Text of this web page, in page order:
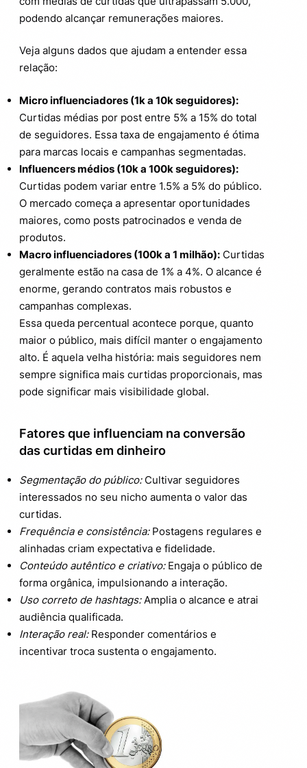
podendo alcançar remunerações maiores.
Veja alguns dados que ajudam a entender essa
relação:
Micro influenciadores (1k a 10k seguidores):
Curtidas médias por post entre 5% a 15% do total
de seguidores. Essa taxa de engajamento é ótima
para marcas locais e campanhas segmentadas.
Influencers médios (10k a 100k seguidores):
Curtidas podem variar entre 1.5% a 5% do público.
O mercado começa a apresentar oportunidades
maiores, como posts patrocinados e venda de
produtos.
Macro influenciadores (100k a 1 milhão): Curtidas
geralmente estão na casa de 1% a 4%. O alcance é
enorme, gerando contratos mais robustos e
campanhas complexas.
Essa queda percentual acontece porque, quanto
maior o público, mais difícil manter o engajamento
alto. É aquela velha história: mais seguidores nem
sempre significa mais curtidas proporcionais, mas
pode significar mais visibilidade global.
Fatores que influenciam na conversão
das curtidas em dinheiro
Segmentação do público:Cultivar seguidores
interessados no seu nicho aumenta o valor das
curtidas.
Frequência e consistência:Postagens regulares e
alinhadas criam expectativa e fidelidade.
Conteúdo autêntico e criativo:Engaja o público de
forma orgânica, impulsionando a interação.
Uso correto de hashtags:Amplia o alcance e atrai
audiência qualificada.
Interação real:Responder comentários e
incentivar troca sustenta o engajamento.